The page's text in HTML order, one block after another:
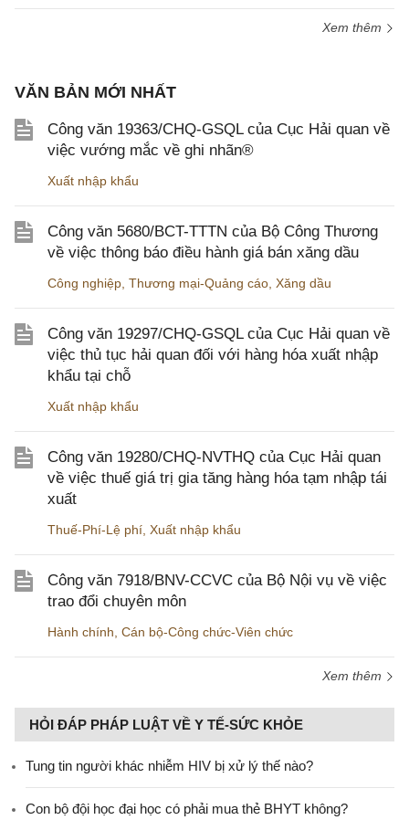
Xem thêm
VĂN BẢN MỚI NHẤT
Công văn 19363/CHQ-GSQL của Cục Hải quan về
việc vướng mắc về ghi nhãn®
Xuất nhập khẩu
Công văn 5680/BCT-TTTN của Bộ Công Thương
về việc thông báo điều hành giá bán xăng dầu
Công nghiệp Thương mại-Quảng cáo Xăng dầu
Công văn 19297/CHQ-GSQL của Cục Hải quan về
việc thủ tục hải quan đối với hàng hóa xuất nhập
khẩu tại chỗ
Xuất nhập khẩu
Công văn 19280/CHQ-NVTHQ của Cục Hải quan
về việc thuế giá trị gia tăng hàng hóa tạm nhập tái
xuất
Thuế-Phí-Lệ phí Xuất nhập khẩu
Công văn 7918/BNV-CCVC của Bộ Nội vụ về việc
trao đổi chuyên môn
Hành chính Cán bộ-Công chức-Viên chức
Xem thêm
HỎI ĐÁP PHÁP LUẬT VỀ Y TẾ-SỨC KHỎE
Tung tin người khác nhiễm HIV bị xử lý thế nào?
Con bộ đội học đại học có phải mua thẻ BHYT không?